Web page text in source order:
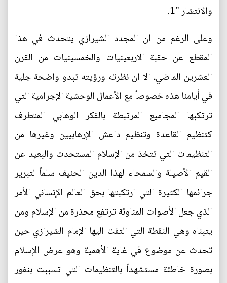
والانتشار "1.
وعلى الرغم من ان المجدد الشيرازي يتحدث في هذا
المقطع عن حقبة الاربعينيات والخمسينيات من القرن
العشرين الماضي، الا ان نظرته ورؤيته تبدو واضحة جلية
في أيامنا هذه خصوصاً مع الأعمال الوحشية الإجرامية التي
ترتكبها المجاميع المرتبطة بالفكر الوهابي المتطرف
كتنظيم القاعدة وتنظيم داعش الإرهابيين وغيرها من
التنظيمات التي تتخذ من الإسلام المستحدث والبعيد عن
القيم الأصيلة والسمحاء لهذا الدين الحنيف سلماً لتبرير
جرائمها الكثيرة التي ارتكبتها بحق العالم الإنساني الأمر
الذي جعل الأصوات المناوئة ترتفع محذرة من الإسلام ومن
يتبناه وهي النقطة التي التفت اليها الإمام الشيرازي حين
تحدث عن موضوع في غاية الأهمية وهو عرض الإسلام
بصورة خاطئة مستشهداً بالتنظيمات التي تسببت بنفور